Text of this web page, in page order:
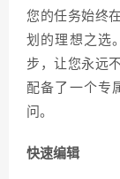
您的任务始终
划的理想之选
步，让您永远
配备了一个专
问。
快速编辑